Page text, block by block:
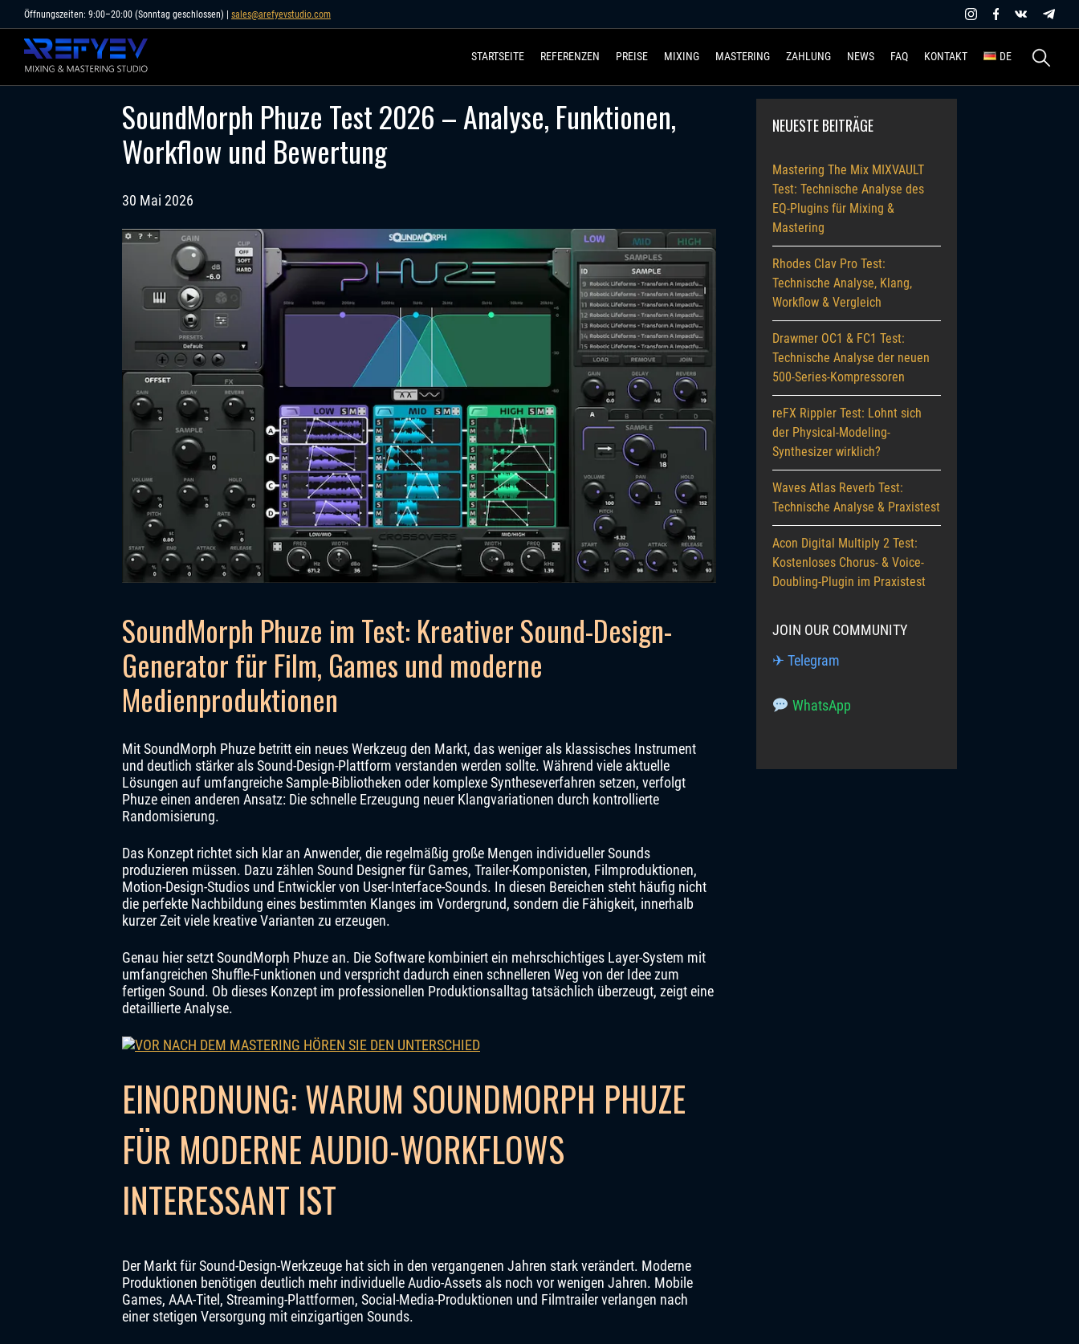
to
content
Öffnungszeiten: 9:00–20:00 (Sonntag geschlossen) | sales@arefyevstudio.com
STARTSEITE REFERENZEN PREISE MIXING MASTERING ZAHLUNG NEWS FAQ KONTAKT DE
Suchen
nach:
SoundMorph Phuze Test 2026 – Analyse, Funktionen,
Workflow und Bewertung
30 Mai 2026
SoundMorph Phuze im Test: Kreativer Sound-Design-
Generator für Film, Games und moderne
Medienproduktionen
Mit SoundMorph Phuze betritt ein neues Werkzeug den Markt, das weniger als klassisches Instrument
und deutlich stärker als Sound-Design-Plattform verstanden werden sollte. Während viele aktuelle
Lösungen auf umfangreiche Sample-Bibliotheken oder komplexe Syntheseverfahren setzen, verfolgt
Phuze einen anderen Ansatz: Die schnelle Erzeugung neuer Klangvariationen durch kontrollierte
Randomisierung.
Das Konzept richtet sich klar an Anwender, die regelmäßig große Mengen individueller Sounds
produzieren müssen. Dazu zählen Sound Designer für Games, Trailer-Komponisten, Filmproduktionen,
Motion-Design-Studios und Entwickler von User-Interface-Sounds. In diesen Bereichen steht häufig nicht
die perfekte Nachbildung eines bestimmten Klanges im Vordergrund, sondern die Fähigkeit, innerhalb
kurzer Zeit viele kreative Varianten zu erzeugen.
Genau hier setzt SoundMorph Phuze an. Die Software kombiniert ein mehrschichtiges Layer-System mit
umfangreichen Shuffle-Funktionen und verspricht dadurch einen schnelleren Weg von der Idee zum
fertigen Sound. Ob dieses Konzept im professionellen Produktionsalltag tatsächlich überzeugt, zeigt eine
detaillierte Analyse.
EINORDNUNG: WARUM SOUNDMORPH PHUZE
FÜR MODERNE AUDIO-WORKFLOWS
INTERESSANT IST
Der Markt für Sound-Design-Werkzeuge hat sich in den vergangenen Jahren stark verändert. Moderne
Produktionen benötigen deutlich mehr individuelle Audio-Assets als noch vor wenigen Jahren. Mobile
Games, AAA-Titel, Streaming-Plattformen, Social-Media-Produktionen und Filmtrailer verlangen nach
einer stetigen Versorgung mit einzigartigen Sounds.
NEUESTE BEITRÄGE
Mastering The Mix MIXVAULT
Test: Technische Analyse des
EQ-Plugins für Mixing &
Mastering
Rhodes Clav Pro Test:
Technische Analyse, Klang,
Workflow & Vergleich
Drawmer OC1 & FC1 Test:
Technische Analyse der neuen
500-Series-Kompressoren
reFX Rippler Test: Lohnt sich
der Physical-Modeling-
Synthesizer wirklich?
Waves Atlas Reverb Test:
Technische Analyse & Praxistest
Acon Digital Multiply 2 Test:
Kostenloses Chorus- & Voice-
Doubling-Plugin im Praxistest
JOIN OUR COMMUNITY
✈ Telegram
WhatsApp